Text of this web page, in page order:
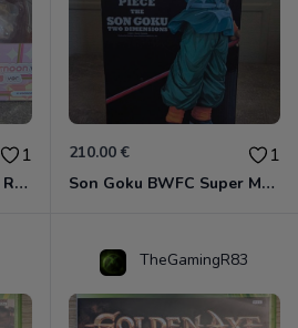
1
Evanthe Lazy Afternoon Red Pride of Eden
210.00 € 1
Son Goku BWFC Super Master Stars
TheGamingR83